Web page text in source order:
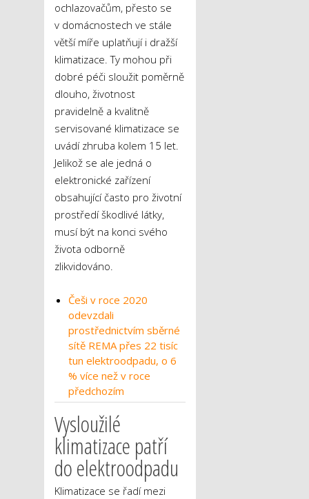
ochlazovačům, přesto se
v domácnostech ve stále
větší míře uplatňují i dražší
klimatizace. Ty mohou při
dobré péči sloužit poměrně
dlouho, životnost
pravidelně a kvalitně
servisované klimatizace se
uvádí zhruba kolem 15 let.
Jelikož se ale jedná o
elektronické zařízení
obsahující často pro životní
prostředí škodlivé látky,
musí být na konci svého
života odborně
zlikvidováno.
Češi v roce 2020
odevzdali
prostřednictvím sběrné
sítě REMA přes 22 tisíc
tun elektroodpadu, o 6
% více než v roce
předchozím
Vysloužilé
klimatizace patří
do elektroodpadu
Klimatizace se řadí mezi